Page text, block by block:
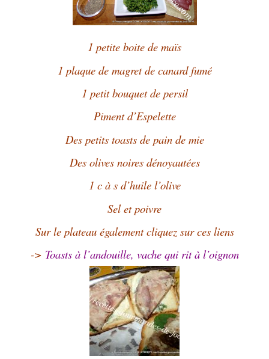
1 petite boite de maïs
1 plaque de magret de canard fumé
1 petit bouquet de persil
Piment d’Espelette
Des petits toasts de pain de mie
Des olives noires dénoyautées
1 c à s d’huile l’olive
Sel et poivre
Sur le plateau également cliquez sur ces liens
-> Toasts à l’andouille, vache qui rit à l’oignon